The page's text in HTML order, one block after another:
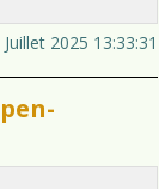
Juillet 2025 13:33:31